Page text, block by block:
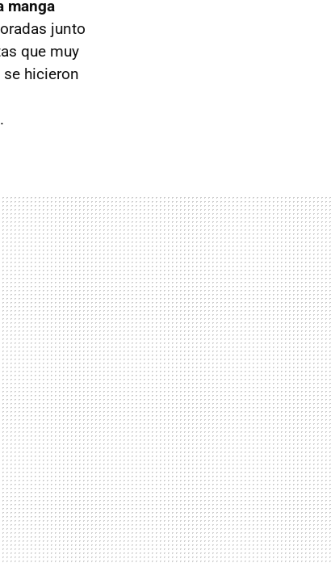
manga
junto
que muy
hicieron